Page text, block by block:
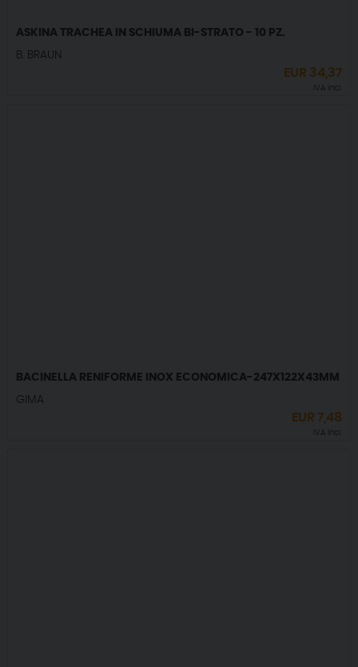
ASKINA TRACHEA IN SCHIUMA BI-STRATO - 10 PZ.
B. BRAUN
EUR 34,37
IVA incl.
BACINELLA RENIFORME INOX ECONOMICA-247X122X43MM
GIMA
EUR7,48
IVA incl.